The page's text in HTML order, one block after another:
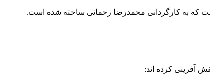
که به کارگردانی محمدرضا رحمانی ساخته شده است.
آفرینی کرده اند: